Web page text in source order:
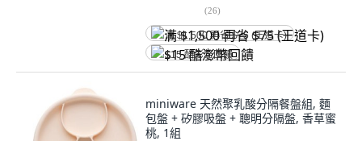
(26)
满 $1,500 再省 $75 (王道卡)
$15 酷澎幣回饋
miniware 天然聚乳酸分隔餐盤組, 麵
包盤 + 矽膠吸盤 + 聰明分隔盤, 香草蜜
桃, 1組